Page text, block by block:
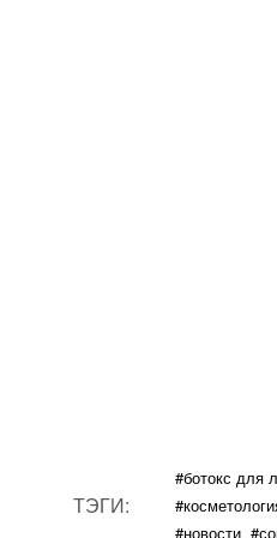
ТЭГИ:
#ботокс для
#новости